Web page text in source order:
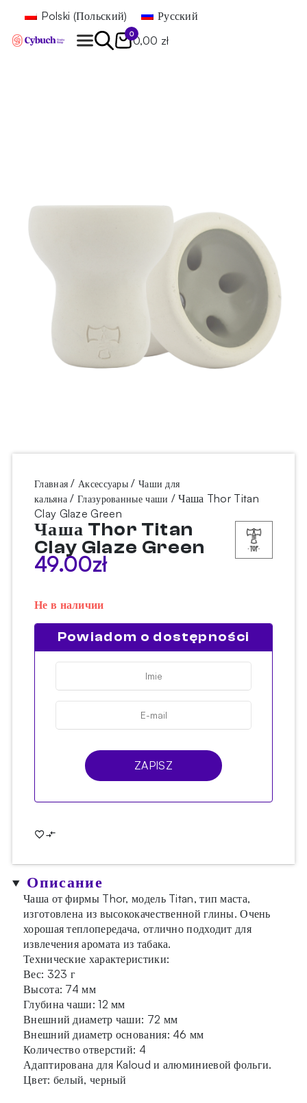
Polski (Польский) Русский
0
0,00 zł
Главная /Аксессуары / Чаши для
кальяна /Глазурованные чаши / Чаша Thor Titan
Clay Glaze Green
Чаша Thor Titan
Clay Glaze Green
49.00zł
Не в наличии
Powiadom o dostępności
ZAPISZ
Описание
Чаша от фирмы Thor, модель Titan, тип маста,
изготовлена из высококачественной глины. Очень
хорошая теплопередача, отлично подходит для
извлечения аромата из табака.
Технические характеристики:
Вес: 323 г
Высота: 74 мм
Глубина чаши: 12 мм
Внешний диаметр чаши: 72 мм
Внешний диаметр основания: 46 мм
Количество отверстий: 4
Адаптирована для Kaloud и алюминиевой фольги.
Цвет: белый, черный